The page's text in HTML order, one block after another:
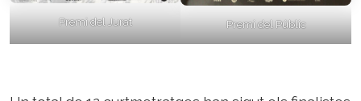
Premi del Jurat Premi del Públic